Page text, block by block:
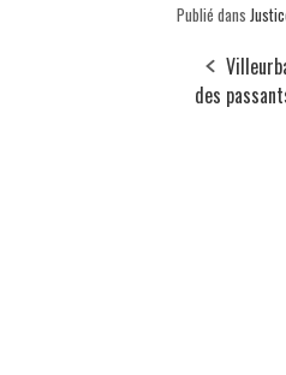
Publié dans
des